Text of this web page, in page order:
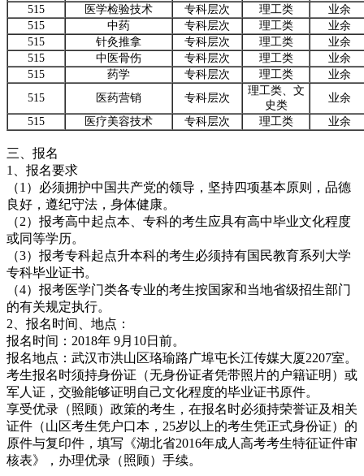
515
医学检验技术 专科层次 理工类
业余
515
中药 专科层次 理工类
业余
515
针灸推拿 专科层次 理工类
业余
515
中医骨伤 专科层次 理工类
业余
515
药学 专科层次 理工类
业余
515
医药营销 专科层次
理工类、文
史类
业余
515
医疗美容技术 专科层次 理工类 业余
三、报名
1、报名要求
（1）必须拥护中国共产党的领导，坚持四项基本原则，品德
良好，遵纪守法，身体健康。
（2）报考高中起点本、专科的考生应具有高中毕业文化程度
或同等学历。
（3）报考专科起点升本科的考生必须持有国民教育系列大学
专科毕业证书。
（4）报考医学门类各专业的考生按国家和当地省级招生部门
的有关规定执行。
2、报名时间、地点：
报名时间：2018年 9月10日前。
报名地点：武汉市洪山区珞瑜路广埠屯长江传媒大厦2207室。
考生报名时须持身份证（无身份证者凭带照片的户籍证明）或
军人证，交验能够证明自己文化程度的毕业证书原件。
享受优录（照顾）政策的考生，在报名时必须持荣誉证及相关
证件（山区考生凭户口本，25岁以上的考生凭正式身份证）的
原件与复印件，填写《湖北省2016年成人高考考生特征证件审
核表》，办理优录（照顾）手续。